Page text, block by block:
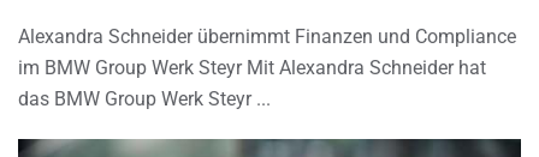
Alexandra Schneider übernimmt Finanzen und Compliance
im BMW Group Werk Steyr Mit Alexandra Schneider hat
das BMW Group Werk Steyr